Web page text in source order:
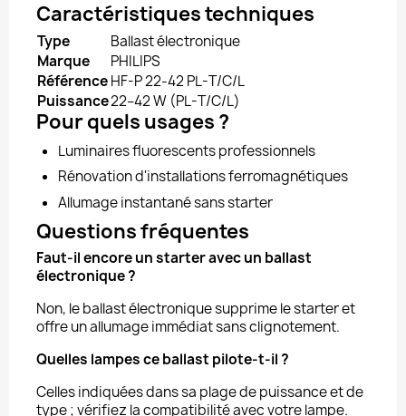
Caractéristiques techniques
Type
Ballast électronique
Marque
PHILIPS
RéférenceHF-P 22-42 PL-T/C/L
Puissance22–42 W (PL-T/C/L)
Pour quels usages ?
Luminaires fluorescents professionnels
Rénovation d'installations ferromagnétiques
Allumage instantané sans starter
Questions fréquentes
Faut-il encore un starter avec un ballast
électronique ?
Non, le ballast électronique supprime le starter et
offre un allumage immédiat sans clignotement.
Quelles lampes ce ballast pilote-t-il ?
Celles indiquées dans sa plage de puissance et de
type ; vérifiez la compatibilité avec votre lampe.